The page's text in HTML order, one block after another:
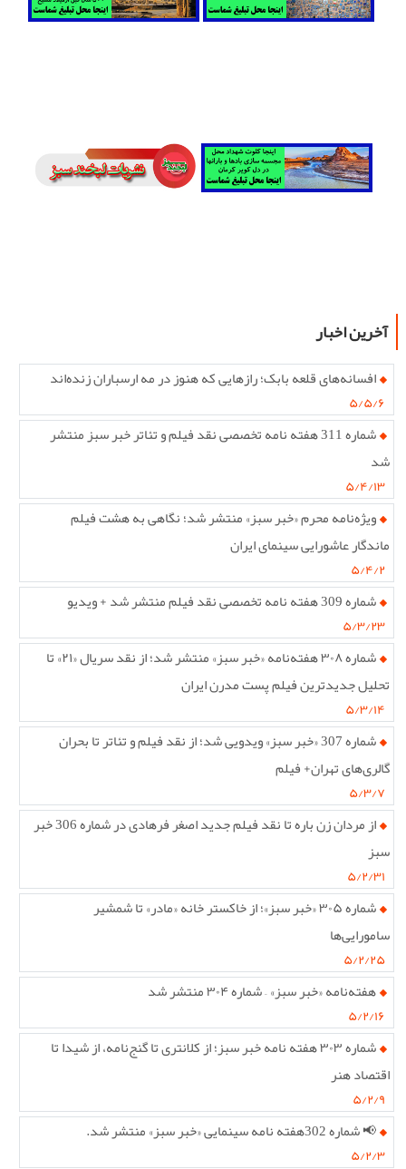
آخرین اخبار
افسانه‌های قلعه بابک؛ رازهایی که هنوز در مه ارسباران زنده‌اند
۵/۵/۶
شماره 311 هفته نامه تخصصی نقد فیلم و تئاتر خبر سبز منتشر
شد
۵/۴/۱۳
ویژه‌نامه محرم «خبر سبز» منتشر شد؛ نگاهی به هشت فیلم
ماندگار عاشورایی سینمای ایران
۵/۴/۲
شماره 309 هفته نامه تخصصی نقد فیلم منتشر شد + ویدیو
۵/۳/۲۳
شماره ۳۰۸ هفته‌نامه «خبر سبز» منتشر شد؛ از نقد سریال «۲۱» تا
تحلیل جدیدترین فیلم پست مدرن ایران
۵/۳/۱۴
شماره 307 «خبر سبز» ویدویی شد؛ از نقد فیلم و تئاتر تا بحران
گالری‌های تهران+ فیلم
۵/۳/۷
از مردان زن باره تا نقد فیلم جدید اصغر فرهادی در شماره 306 خبر
سبز
۵/۲/۳۱
شماره ۳۰۵ «خبر سبز»؛ از خاکستر خانه «مادر» تا شمشیر
سامورایی‌ها
۵/۲/۲۵
هفته‌نامه «خبر سبز» – شماره ۳۰۴ منتشر شد
۵/۲/۱۶
شماره ۳۰۳ هفته نامه خبر سبز؛ از کلانتری تا گنج‌نامه، از شیدا تا
اقتصاد هنر
۵/۲/۹
📢 شماره 302هفته نامه سینمایی «خبر سبز» منتشر شد.
۵/۲/۳